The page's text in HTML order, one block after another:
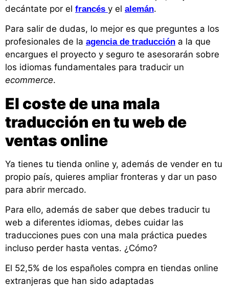
decántate por el francés y el alemán.
Para salir de dudas, lo mejor es que preguntes a los
profesionales de la agencia de traducción a la que
encargues el proyecto y seguro te asesorarán sobre
los idiomas fundamentales para traducir un
ecommerce.
El coste de una mala
traducción en tu web de
ventas online
Ya tienes tu tienda online y, además de vender en tu
propio país, quieres ampliar fronteras y dar un paso
para abrir mercado.
Para ello, además de saber que debes traducir tu
web a diferentes idiomas, debes cuidar las
traducciones pues con una mala práctica puedes
incluso perder hasta ventas. ¿Cómo?
El 52,5% de los españoles compra en tiendas online
extranjeras que han sido adaptadas